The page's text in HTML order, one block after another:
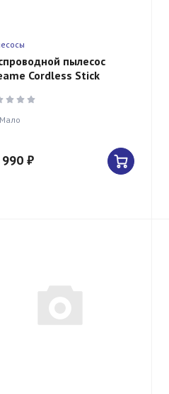
пылесос
Cordless Stick
(Black)
Мало
₽